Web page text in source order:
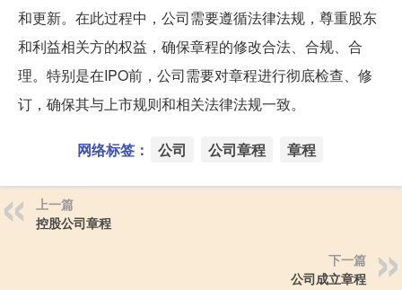
和更新。在此过程中，公司需要遵循法律法规，尊重股东
和利益相关方的权益，确保章程的修改合法、合规、合
理。特别是在IPO前，公司需要对章程进行彻底检查、修
订，确保其与上市规则和相关法律法规一致。
网络标签： 公司 公司章程 章程
上一篇
控股公司章程
下一篇
公司成立章程